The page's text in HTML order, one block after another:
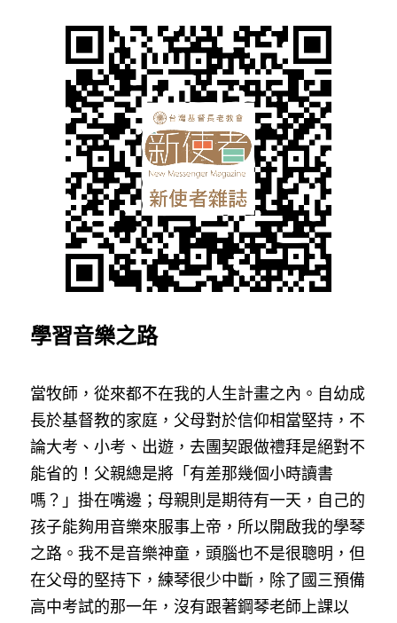
學習音樂之路
當牧師，從來都不在我的人生計畫之內。自幼成
長於基督教的家庭，父母對於信仰相當堅持，不
論大考、小考、出遊，去團契跟做禮拜是絕對不
能省的！父親總是將「有差那幾個小時讀書
嗎？」掛在嘴邊；母親則是期待有一天，自己的
孩子能夠用音樂來服事上帝，所以開啟我的學琴
之路。我不是音樂神童，頭腦也不是很聰明，但
在父母的堅持下，練琴很少中斷，除了國三預備
高中考試的那一年，沒有跟著鋼琴老師上課以